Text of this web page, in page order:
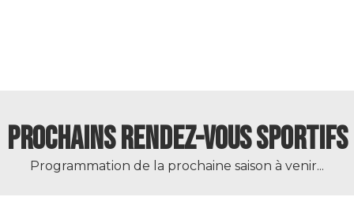
PROCHAINS RENDEZ-VOUS SPORTIFS
Programmation de la prochaine saison à venir...